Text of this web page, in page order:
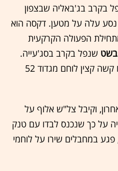
השריון 401, נפל בקרב בג'באליה שבצפון
עלה על מטען. דקסה הוא
הפעולה הקרקעית
בשט שנפל בקרב בסג'עייה.
בנוסף, בתקרית נפצע באורח קשה קצין לוחם מגדוד 52
וקיבל צל"ש אלוף על
על כך שנכנס לבדו עם טנק
במחבלים שירו על לוחמי